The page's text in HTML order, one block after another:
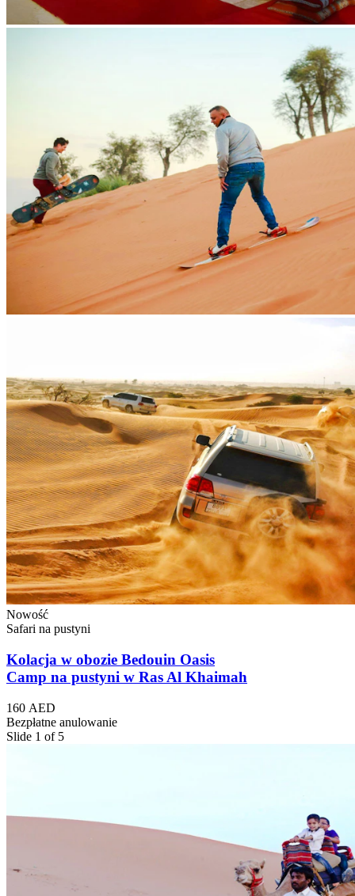
Nowość
Safari na pustyni
Kolacja w obozie Bedouin Oasis
Camp na pustyni w Ras Al Khaimah
160 AED
Bezpłatne anulowanie
Slide 1 of 5